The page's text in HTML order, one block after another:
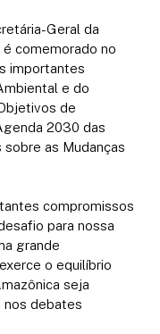
Geral da
comemorado no
importantes
e do
de
2030 das
as Mudanças
compromissos
para nossa
grande
o equilíbrio
seja
nos debates